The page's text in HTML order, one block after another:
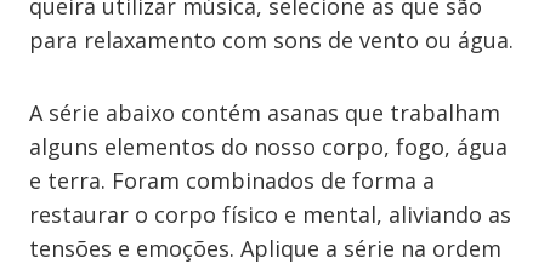
queira utilizar música, selecione as que são
para relaxamento com sons de vento ou água.
A série abaixo contém asanas que trabalham
alguns elementos do nosso corpo, fogo, água
e terra. Foram combinados de forma a
restaurar o corpo físico e mental, aliviando as
tensões e emoções. Aplique a série na ordem